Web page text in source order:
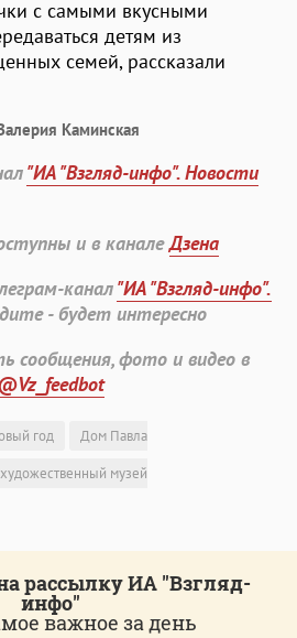
с самыми вкусными
детям из
семей, рассказали
Каминская
"ИА "Взгляд-инфо". Новости
и в каналеДзена
канал"ИА "Взгляд-инфо".
- будет интересно
сообщения, фото и видео в
год
Дом Павла
художественный музей
рассылку ИА "Взгляд-
инфо"
важное за день